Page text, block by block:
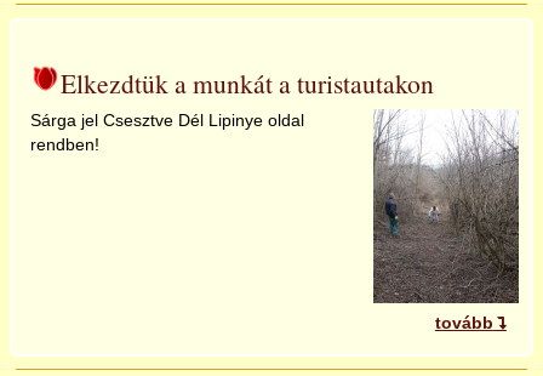
Elkezdtük a munkát a turistautakon
tovább
Sárga jel Csesztve Dél Lipinye oldal
rendben!